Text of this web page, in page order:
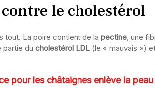
le cholestérol
tout. La poire contient de la pectine, une
partie du cholestérol LDL (le « mauvais »)
pour les châtaignes enlève la